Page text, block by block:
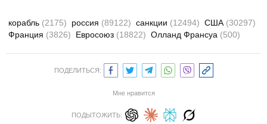
корабль (2175) россия (89122) санкции (12494) США (30297)
Франция (3826) Евросоюз (18822) Олланд Франсуа (500)
ПОДЕЛИТЬСЯ:
Мне нравится
ПОДЫТОЖИТЬ: